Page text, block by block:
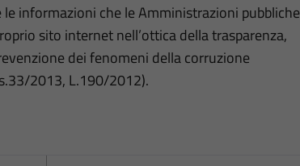
informazioni che le Amministrazioni pubbliche
sito internet nell’ottica della trasparenza,
dei fenomeni della corruzione
2013, L.190/2012).